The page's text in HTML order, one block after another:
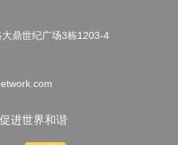
鼎世纪广场3栋1203-4
进世界和谐